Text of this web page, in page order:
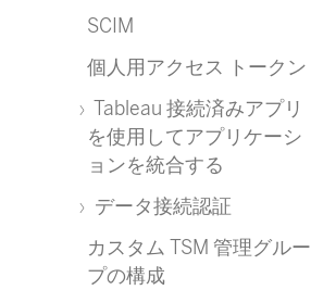
SCIM
個人用アクセス トークン
Tableau 接続済みアプリ
を使用してアプリケーシ
ョンを統合する
データ接続認証
カスタム TSM 管理グルー
プの構成